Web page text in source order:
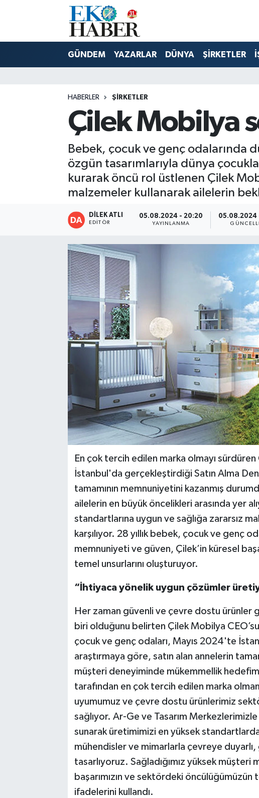
GÜNDEM YAZARLAR DÜNYA ŞİRKETLER
HABERLER ŞIRKETLER
Çilek Mobilya
Bebek, çocuk ve genç odalarında
özgün tasarımlarıyla dünya
kurarak öncü rol üstlenen Çilek
malzemeler kullanarak ailelerin
DİLEK ATLI
EDITÖR
05.08.2024 - 20:20
YAYINLANMA
05.08.2024
En çok tercih edilen marka olmayı
İstanbul'da gerçekleştirdiği Satın Alma
tamamının memnuniyetini kazanmış
ailelerin en büyük öncelikleri arasında yer
standartlarına uygun ve sağlığa zararsız
karşılıyor. 28 yıllık bebek, çocuk ve genç
memnuniyeti ve güven, Çilek’in küresel
temel unsurlarını oluşturuyor.
“İhtiyaca yönelik uygun çözümler
Her zaman güvenli ve çevre dostu ürünler
biri olduğunu belirten Çilek Mobilya
çocuk ve genç odaları, Mayıs 2024'te
araştırmaya göre, satın alan annelerin
müşteri deneyiminde mükemmellik
tarafından en çok tercih edilen marka
uyumumuz ve çevre dostu ürünlerimiz
sağlıyor. Ar-Ge ve Tasarım
sunarak üretimimizi en yüksek
mühendisler ve mimarlarla çevreye
tasarlıyoruz. Sağladığımız yüksek müşteri
başarımızın ve sektördeki öncülüğümüzün
ifadelerini kullandı.
Hava Durumu
Tüm Manşetler
Haber Arşivi